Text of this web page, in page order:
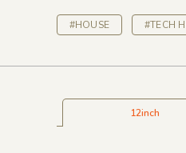
#HOUSE #TECH
12inch